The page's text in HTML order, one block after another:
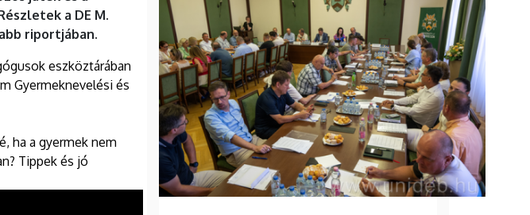
a DE M.
riportjában.
eszköztárában
Gyermeknevelési és
ha a gyermek nem
Tippek és jó